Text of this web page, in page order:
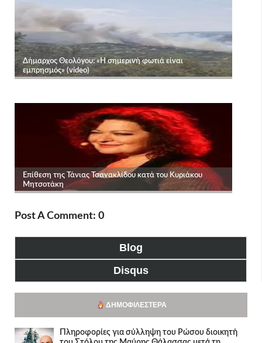
Post A Comment: 0
Blog
Disqus
ΔΗΜΟΦΙΛΈΣΤΕΡΑ
Πληροφορίες για σύλληψη του Ρώσου διοικητή